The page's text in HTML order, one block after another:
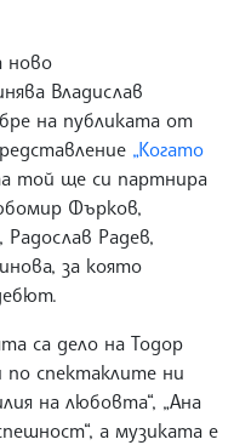
ново
Владислав
на публиката от
„Когато
той ще си партнира
Фърков,
Радев,
за която
са дело на Тодор
спектаклите ни
на любовта“, „Ана
а музиката е